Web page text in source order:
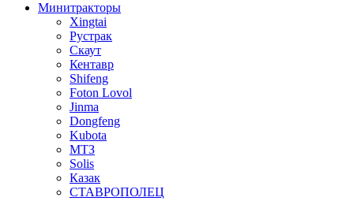
Минитракторы
Xingtai
Рустрак
Скаут
Кентавр
Shifeng
Foton Lovol
Jinma
Dongfeng
Kubota
МТЗ
Solis
Казак
СТАВРОПОЛЕЦ